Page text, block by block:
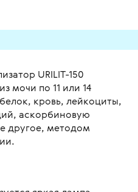
URILIT-150
мочи по 11 или 14
кровь, лейкоциты,
аскорбиновую
другое, методом